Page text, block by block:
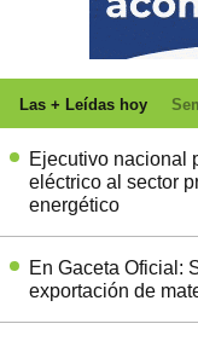
Las + Leídas hoy
Ejecutivo nacional
eléctrico al sector
energético
En Gaceta Oficial:
exportación de